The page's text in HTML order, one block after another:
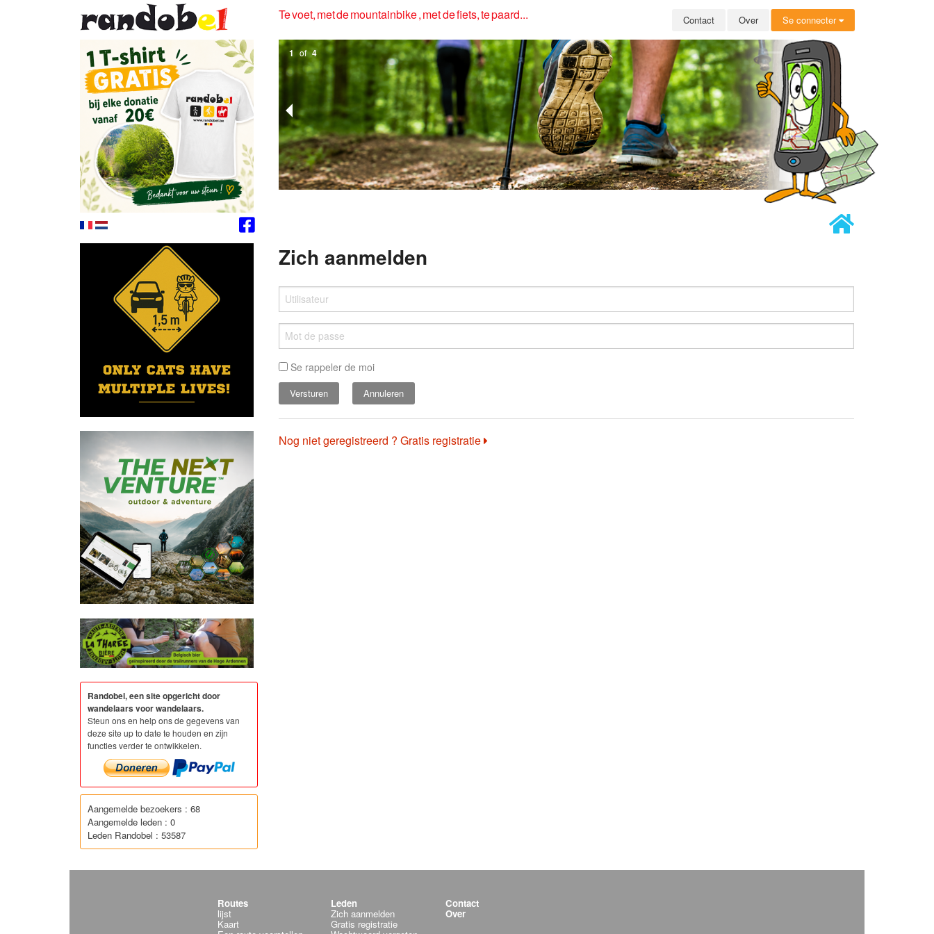
Te voet, met de mountainbike , met de fiets, te paard... Contact Over Se connecter
1 of 4
Zich aanmelden
Se rappeler de moi
Annuleren
Nog niet geregistreerd ? Gratis registratie
Randobel, een site opgericht door
wandelaars voor wandelaars.
Steun ons en help ons de gegevens van
deze site up to date te houden en zijn
functies verder te ontwikkelen.
Aangemelde bezoekers : 68
Aangemelde leden : 0
Leden Randobel : 53587
Routes
lijst
Kaart
Leden
Zich aanmelden
Gratis registratie
Contact
Over